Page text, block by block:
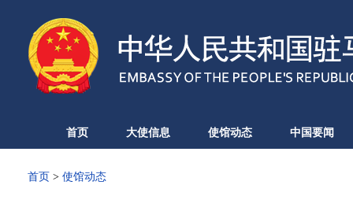
首页 大使信息 使馆动态 中国要闻
首页 > 使馆动态